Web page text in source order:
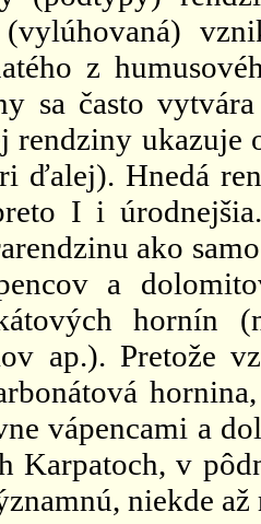
(vylúhovaná)
z
sa často
rendziny ukazuje
ďalej). Hnedá
I i
ako
a
hornín
ap.). Pretože
vápencami a
Karpatoch, v
niekde